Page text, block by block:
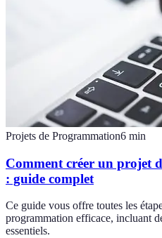
Projets de Programmation6 min
Comment créer un projet
: guide complet
Ce guide vous offre toutes les
programmation efficace, incluant
essentiels.